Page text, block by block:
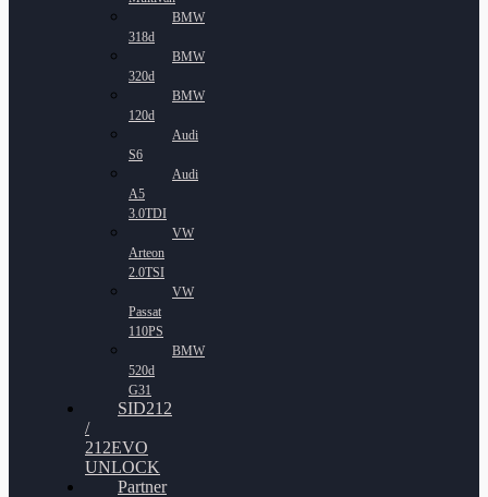
BMW
318d
BMW
320d
BMW
120d
Audi
S6
Audi
A5
3.0TDI
VW
Arteon
2.0TSI
VW
Passat
110PS
BMW
520d
G31
SID212
/
212EVO
UNLOCK
Partner